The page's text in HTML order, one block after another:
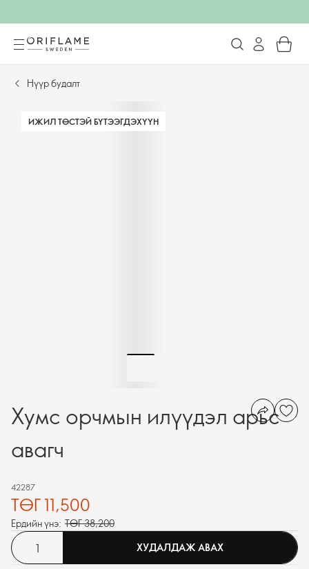
Нүүр будалт
ИЖИЛ ТӨСТЭЙ БҮТЭЭГДЭХҮҮН
Хумс орчмын илүүдэл арьс
авагч
42287
ТӨГ 11,500
Ердийн үнэ: ТӨГ 38,200
ХУДАЛДАЖ АВАХ